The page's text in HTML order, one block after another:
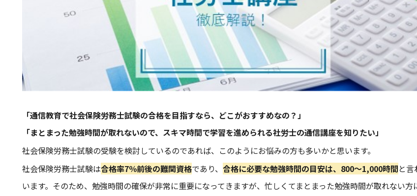
「通信教育で社会保険労務士試験の合格を目指すなら、どこがおすすめなの？」
「まとまった勉強時間が取れないので、スキマ時間で学習を進められる社労士の通信講座を知りたい」
社会保険労務士試験の受験を検討しているのであれば、このようにお悩みの方も多いかと思います。
社会保険労務士試験は合格率7％前後の難関資格であり、 合格に必要な勉強時間の目安は、800～1,000時間と言
います。そのため、勉強時間の確保が非常に重要になってきますが、忙しくてまとまった勉強時間が取れない方